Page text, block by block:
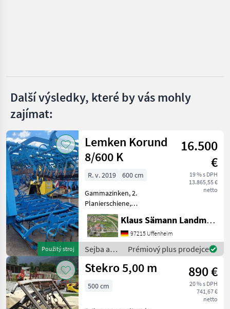
Kongskilde
Zobrazit
všech
35
MARKETPLACE
Marketplace
Nabídky
prodejců
Inzeráty
Další výsledky, které by vás mohly
zajímat:
Použitý stroj
Lemken Korund
8/600 K
16.500
€
19 % s DPH
13.865,55 €
netto
R. v. 2019
600 cm
Gammazinken, 2.
Planierschiene,
Doppelkrümmler,
Beleuchtung Sejba a
starostlivosť o plodinu
Kombinovaný postřikovač
pre prípravu semeniska a
sejačky
Klaus Sämann Landmaschinen Fachbetrieb GmbH
97215 Uffenheim
Sejba a
starostlivosť
o plodinu
Prémiový plus prodejce
Stekro 5,00 m 890 €
20 % s DPH
741,67 €
netto
500 cm